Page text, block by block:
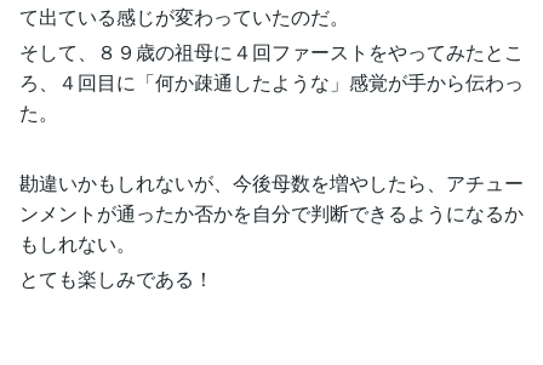
て出ている感じが変わっていたのだ。
そして、８９歳の祖母に４回ファーストをやってみたとこ
ろ、４回目に「何か疎通したような」感覚が手から伝わっ
た。
勘違いかもしれないが、今後母数を増やしたら、アチュー
ンメントが通ったか否かを自分で判断できるようになるか
もしれない。
とても楽しみである！